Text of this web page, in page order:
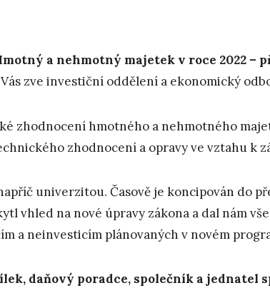
a nehmotný majetek v roce 2022 –
zve investiční oddělení a ekonomický
zhodnocení hmotného a nehmotného
zhodnocení a opravy ve vztahu k
univerzitou. Časově je koncipován do
vhled na nové úpravy zákona a dal nám
a neinvesticím plánovaných v novém
daňový poradce, společník a jednatel